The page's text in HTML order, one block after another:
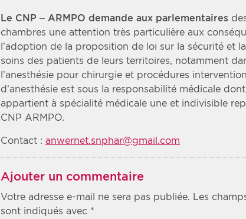
Le CNP – ARMPO demande aux parlementaires
chambres une attention très particulière aux
l’adoption de la proposition de loi sur la sécurité et
soins des patients de leurs territoires, notamment
l’anesthésie pour chirurgie et procédures
d’anesthésie est sous la responsabilité médicale
appartient à spécialité médicale une et indivisible
CNP ARMPO.
Contact : anwernet.snphar@gmail.com
Ajouter un commentaire
Votre adresse e-mail ne sera pas publiée. Les
sont indiqués avec *